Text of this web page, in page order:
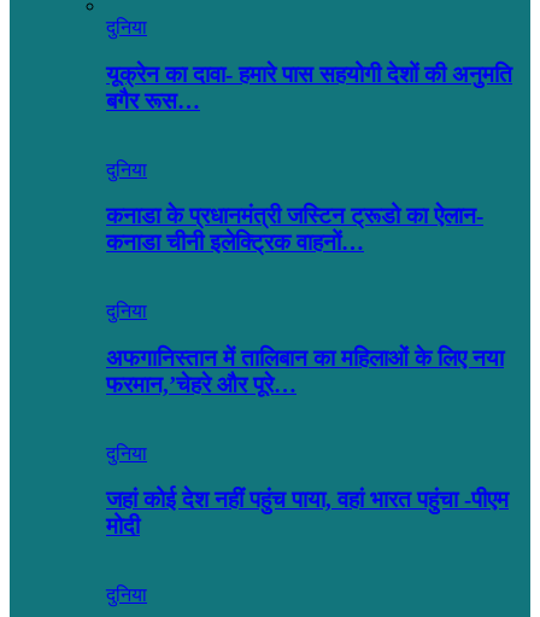
दुनिया
यूक्रेन का दावा- हमारे पास सहयोगी देशों की अनुमति
बगैर रूस…
दुनिया
कनाडा के प्रधानमंत्री जस्टिन ट्रूडो का ऐलान-
कनाडा चीनी इलेक्ट्रिक वाहनों…
दुनिया
अफगानिस्तान में तालिबान का महिलाओं के लिए नया
फरमान,’चेहरे और पूरे…
दुनिया
जहां कोई देश नहीं पहुंच पाया, वहां भारत पहुंचा -पीएम
मोदी
दुनिया